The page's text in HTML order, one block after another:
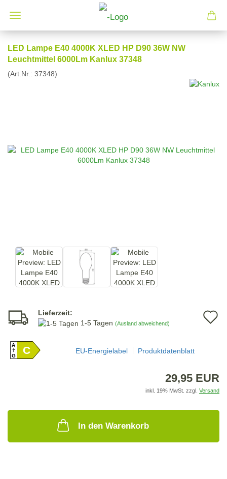
LED Lampe E40 4000K XLED HP D90 36W NW
Leuchtmittel 6000Lm Kanlux 37348
(Art.Nr.: 37348)
Lieferzeit:
1-5 Tagen (Ausland abweichend)
A
GC EU-Energielabel Produktdatenblatt
29,95 EUR
inkl. 19% MwSt. zzgl. Versand
In den Warenkorb